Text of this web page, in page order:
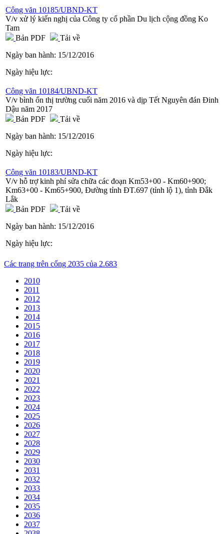
Công văn 10185/UBND-KT
V/v xử lý kiến nghị của Công ty cổ phần Du lịch cộng đồng Ko
Tam
Bản PDF
Tải về
Ngày ban hành: 15/12/2016
Ngày hiệu lực:
Công văn 10184/UBND-KT
V/v bình ổn thị trường cuối năm 2016 và dịp Tết Nguyên đán Đinh
Dậu năm 2017
Bản PDF
Tải về
Ngày ban hành: 15/12/2016
Ngày hiệu lực:
Công văn 10183/UBND-KT
V/v hỗ trợ kinh phí sửa chữa các đoạn Km53+00 - Km60+900;
Km63+00 - Km65+900, Đường tỉnh ĐT.697 (tỉnh lộ 1), tỉnh Đắk
Lắk
Bản PDF
Tải về
Ngày ban hành: 15/12/2016
Ngày hiệu lực:
Các trang trên cổng 2035 của 2.683
2010
2011
2012
2013
2014
2015
2016
2017
2018
2019
2020
2021
2022
2023
2024
2025
2026
2027
2028
2029
2030
2031
2032
2033
2034
2035
2036
2037